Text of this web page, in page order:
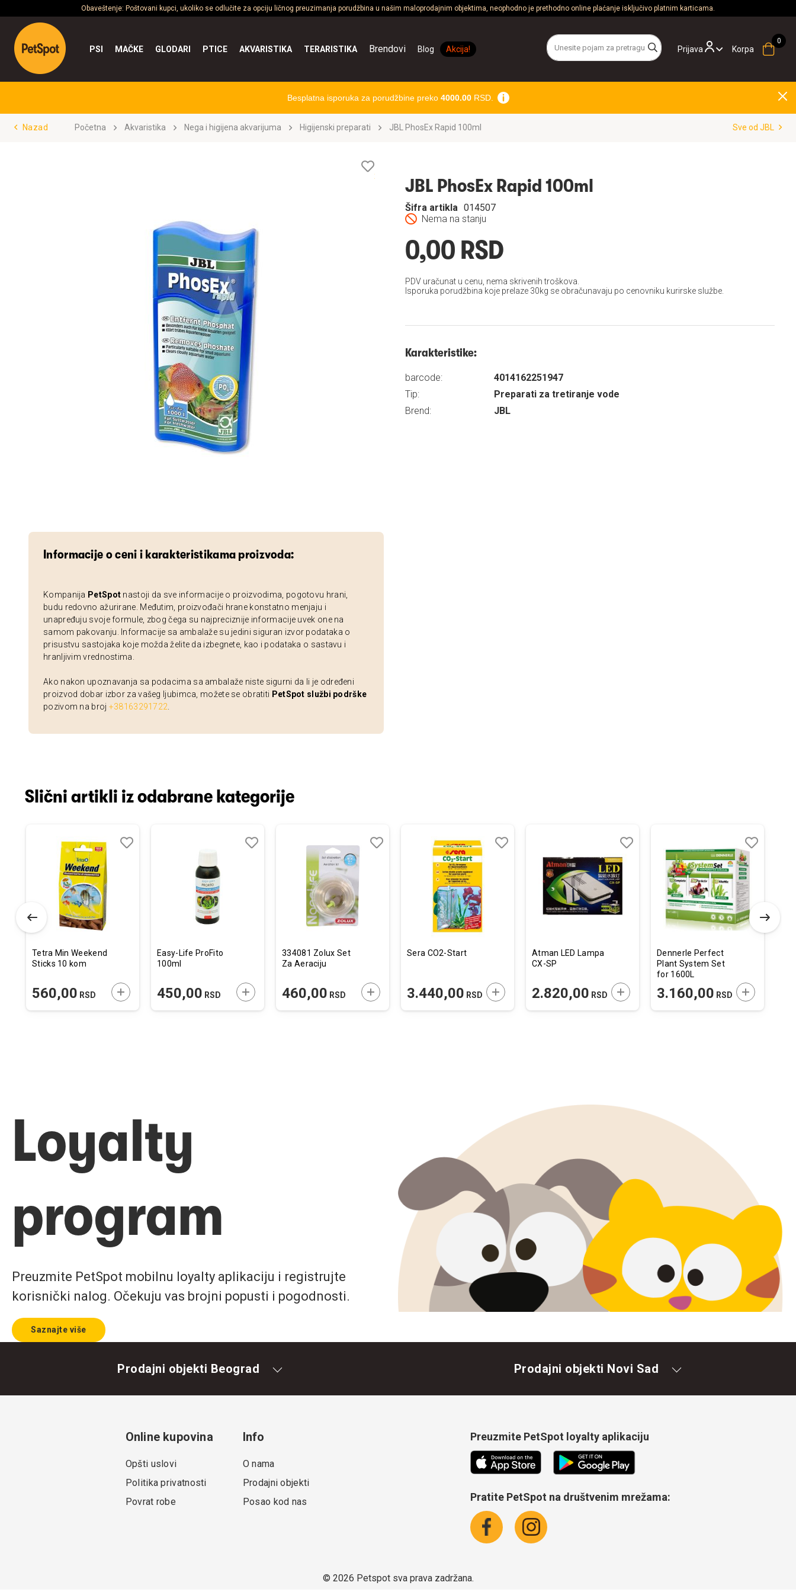
Obaveštenje: Poštovani kupci, ukoliko se odlučite za opciju ličnog preuzimanja porudžbina u našim maloprodajnim objektima, neophodno je prethodno online plaćanje isključivo platnim karticama.
Prijava
PSI MAČKE GLODARI PTICE AKVARISTIKA TERARISTIKA Brendovi Blog Akcija! Korpa
Besplatna isporuka za porudžbine preko 4000.00RSD.
Nazad Početna Akvaristika Nega i higijena akvarijuma Higijenski preparati JBL PhosEx Rapid 100ml Sve od JBL
Informacije o ceni i karakteristikama proizvoda:
Kompanija PetSpot nastoji da sve informacije o proizvodima, pogotovu hrani,
budu redovno ažurirane. Međutim, proizvođači hrane konstatno menjaju i
unapređuju svoje formule, zbog čega su najpreciznije informacije uvek one na
samom pakovanju. Informacije sa ambalaže su jedini siguran izvor podataka o
prisustvu sastojaka koje možda želite da izbegnete, kao i podataka o sastavu i
hranljivim vrednostima.
Ako nakon upoznavanja sa podacima sa ambalaže niste sigurni da li je određeni
proizvod dobar izbor za vašeg ljubimca, možete se obratiti PetSpot službi podrške
pozivom na broj +38163291722
želja
JBL PhosEx Rapid 100ml
Nema na stanju
Šifra artikla 014507
0,00 RSD
PDV uračunat u cenu, nema skrivenih troškova.
Isporuka porudžbina koje prelaze 30kg se obračunavaju po cenovniku kurirske službe.
Karakteristike:
barcode:
4014162251947
Tip:
Preparati za tretiranje vode
Brend:
JBL
Slični artikli iz odabrane kategorije
U KORPU
Tetra Min Weekend
Sticks 10 kom
560,00 RSD DODAJTE U KORPU
Easy-Life ProFito
100ml
450,00 RSD DODAJTE U KORPU
334081 Zolux Set
Za Aeraciju
460,00 RSD DODAJTE U KORPU
Sera CO2-Start
3.440,00 RSD DODAJTE U KORPU
Atman LED Lampa
CX-SP
2.820,00 RSD DODAJTE U KORPU
Dodaj
u
listu
želja
Uporedi
Dennerle Perfect
Plant System Set
for 1600L
3.160,00 RSD DODAJTE U
Dodaj
u
listu
želja
Uporedi
Loyalty
program
Preuzmite PetSpot mobilnu loyalty aplikaciju i registrujte
korisnički nalog. Očekuju vas brojni popusti i pogodnosti.
Saznajte više
Prodajni objekti Beograd Prodajni objekti Novi Sad
Online kupovina
Opšti uslovi
Politika privatnosti
Povrat robe
Info
O nama
Prodajni objekti
Posao kod nas
Preuzmite PetSpot loyalty aplikaciju
Pratite PetSpot na društvenim mrežama:
© 2026 Petspot sva prava zadržana.